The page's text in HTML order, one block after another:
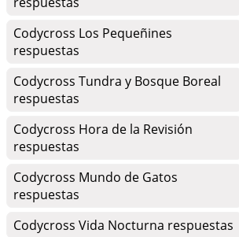
Codycross Los Pequeñines
respuestas
Codycross Tundra y Bosque Boreal
respuestas
Codycross Hora de la Revisión
respuestas
Codycross Mundo de Gatos
respuestas
Codycross Vida Nocturna respuestas